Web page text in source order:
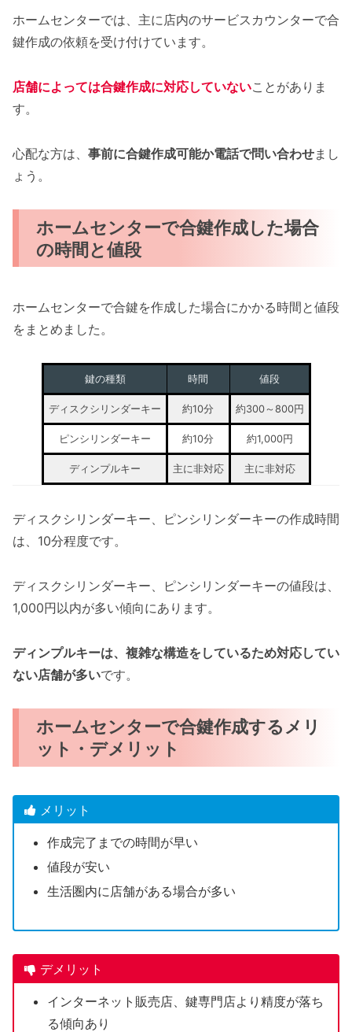
ホームセンターでは、主に店内のサービスカウンターで合
鍵作成の依頼を受け付けています。
店舗によっては合鍵作成に対応していないことがありま
す。
心配な方は、 事前に合鍵作成可能か電話で問い合わせまし
ょう。
ホームセンターで合鍵作成した場合
の時間と値段
ホームセンターで合鍵を作成した場合にかかる時間と値段
をまとめました。
鍵の種類 時間 値段
ディスクシリンダーキー 約10分 約300～800円
ピンシリンダーキー 約10分 約1,000円
ディンプルキー 主に非対応 主に非対応
ディスクシリンダーキー、ピンシリンダーキーの作成時間
は、10分程度です。
ディスクシリンダーキー、ピンシリンダーキーの値段は、
1,000円以内が多い傾向にあります。
ディンプルキーは、複雑な構造をしているため対応してい
ない店舗が多いです。
ホームセンターで合鍵作成するメリ
ット・デメリット
メリット
作成完了までの時間が早い
値段が安い
生活圏内に店舗がある場合が多い
デメリット
インターネット販売店、鍵専門店より精度が落ち
る傾向あり